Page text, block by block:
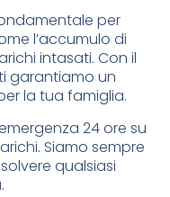
per
l’accumulo di
intasati. Con il
garantiamo un
la tua famiglia.
24 ore su
Siamo sempre
qualsiasi